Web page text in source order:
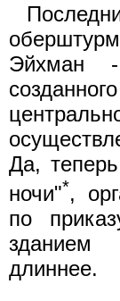
Эйхман -
Да,
ночи"*,
по
длиннее.